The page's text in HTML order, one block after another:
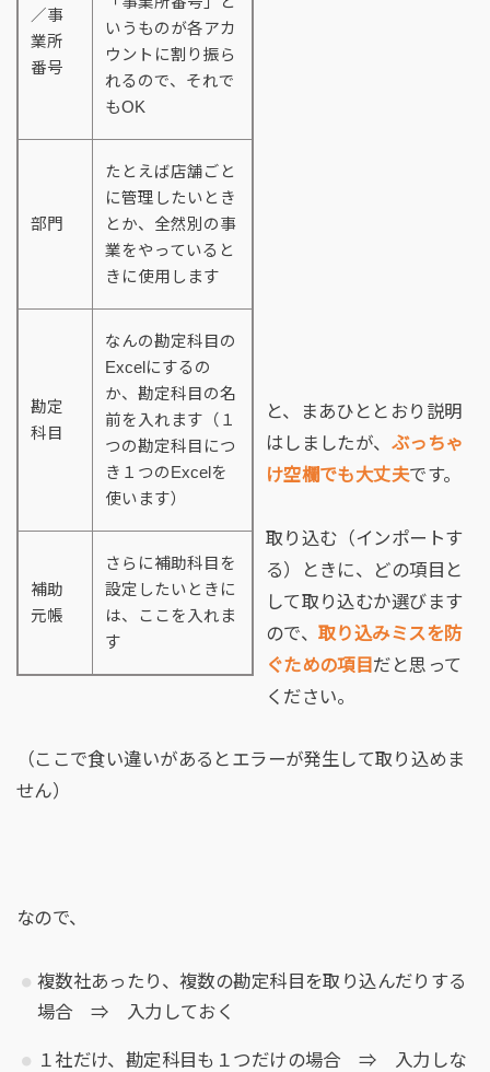
／事
業所
番号
いうものが各アカ
ウントに割り振ら
れるので、それで
もOK
部門
たとえば店舗ごと
に管理したいとき
とか、全然別の事
業をやっていると
きに使用します
勘定
科目
なんの勘定科目の
Excelにするの
か、勘定科目の名
前を入れます（１
つの勘定科目につ
き１つのExcelを
使います）
補助
元帳
さらに補助科目を
設定したいときに
は、ここを入れま
す
と、まあひととおり説明
はしましたが、 ぶっちゃ
け空欄でも大丈夫です。
取り込む（インポートす
る）ときに、どの項目と
して取り込むか選びます
ので、取り込みミスを防
ぐための項目 だと思って
ください。
（ここで食い違いがあるとエラーが発生して取り込めま
せん）
なので、
複数社あったり、複数の勘定科目を取り込んだりする
場合 ⇒ 入力しておく
１社だけ、勘定科目も１つだけの場合 ⇒ 入力しな